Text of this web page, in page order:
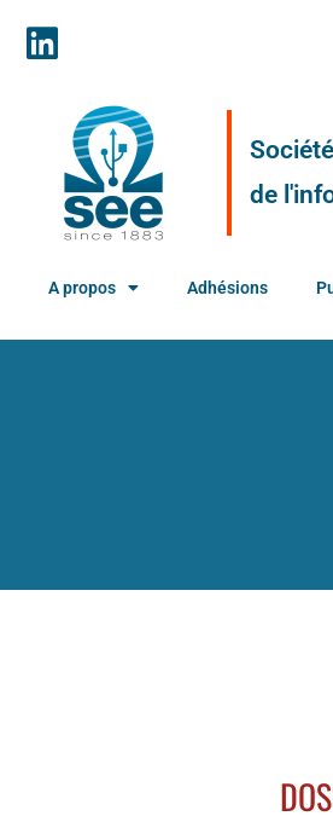
de
A propos Adhésions